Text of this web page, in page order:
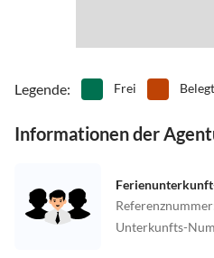
Legende: Frei Belegt
Informationen der
Referenznummer
Unterkunfts-